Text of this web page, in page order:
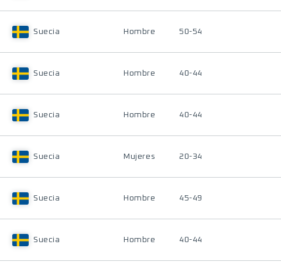
Suecia Hombre 50-54
Suecia Hombre 40-44
Suecia Hombre 40-44
Suecia Mujeres 20-34
Suecia Hombre 45-49
Suecia Hombre 40-44